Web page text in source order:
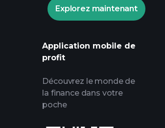
par l'IA
Explorez maintenant
Application mobile de
profit
Découvrez le monde de
la finance dans votre
poche